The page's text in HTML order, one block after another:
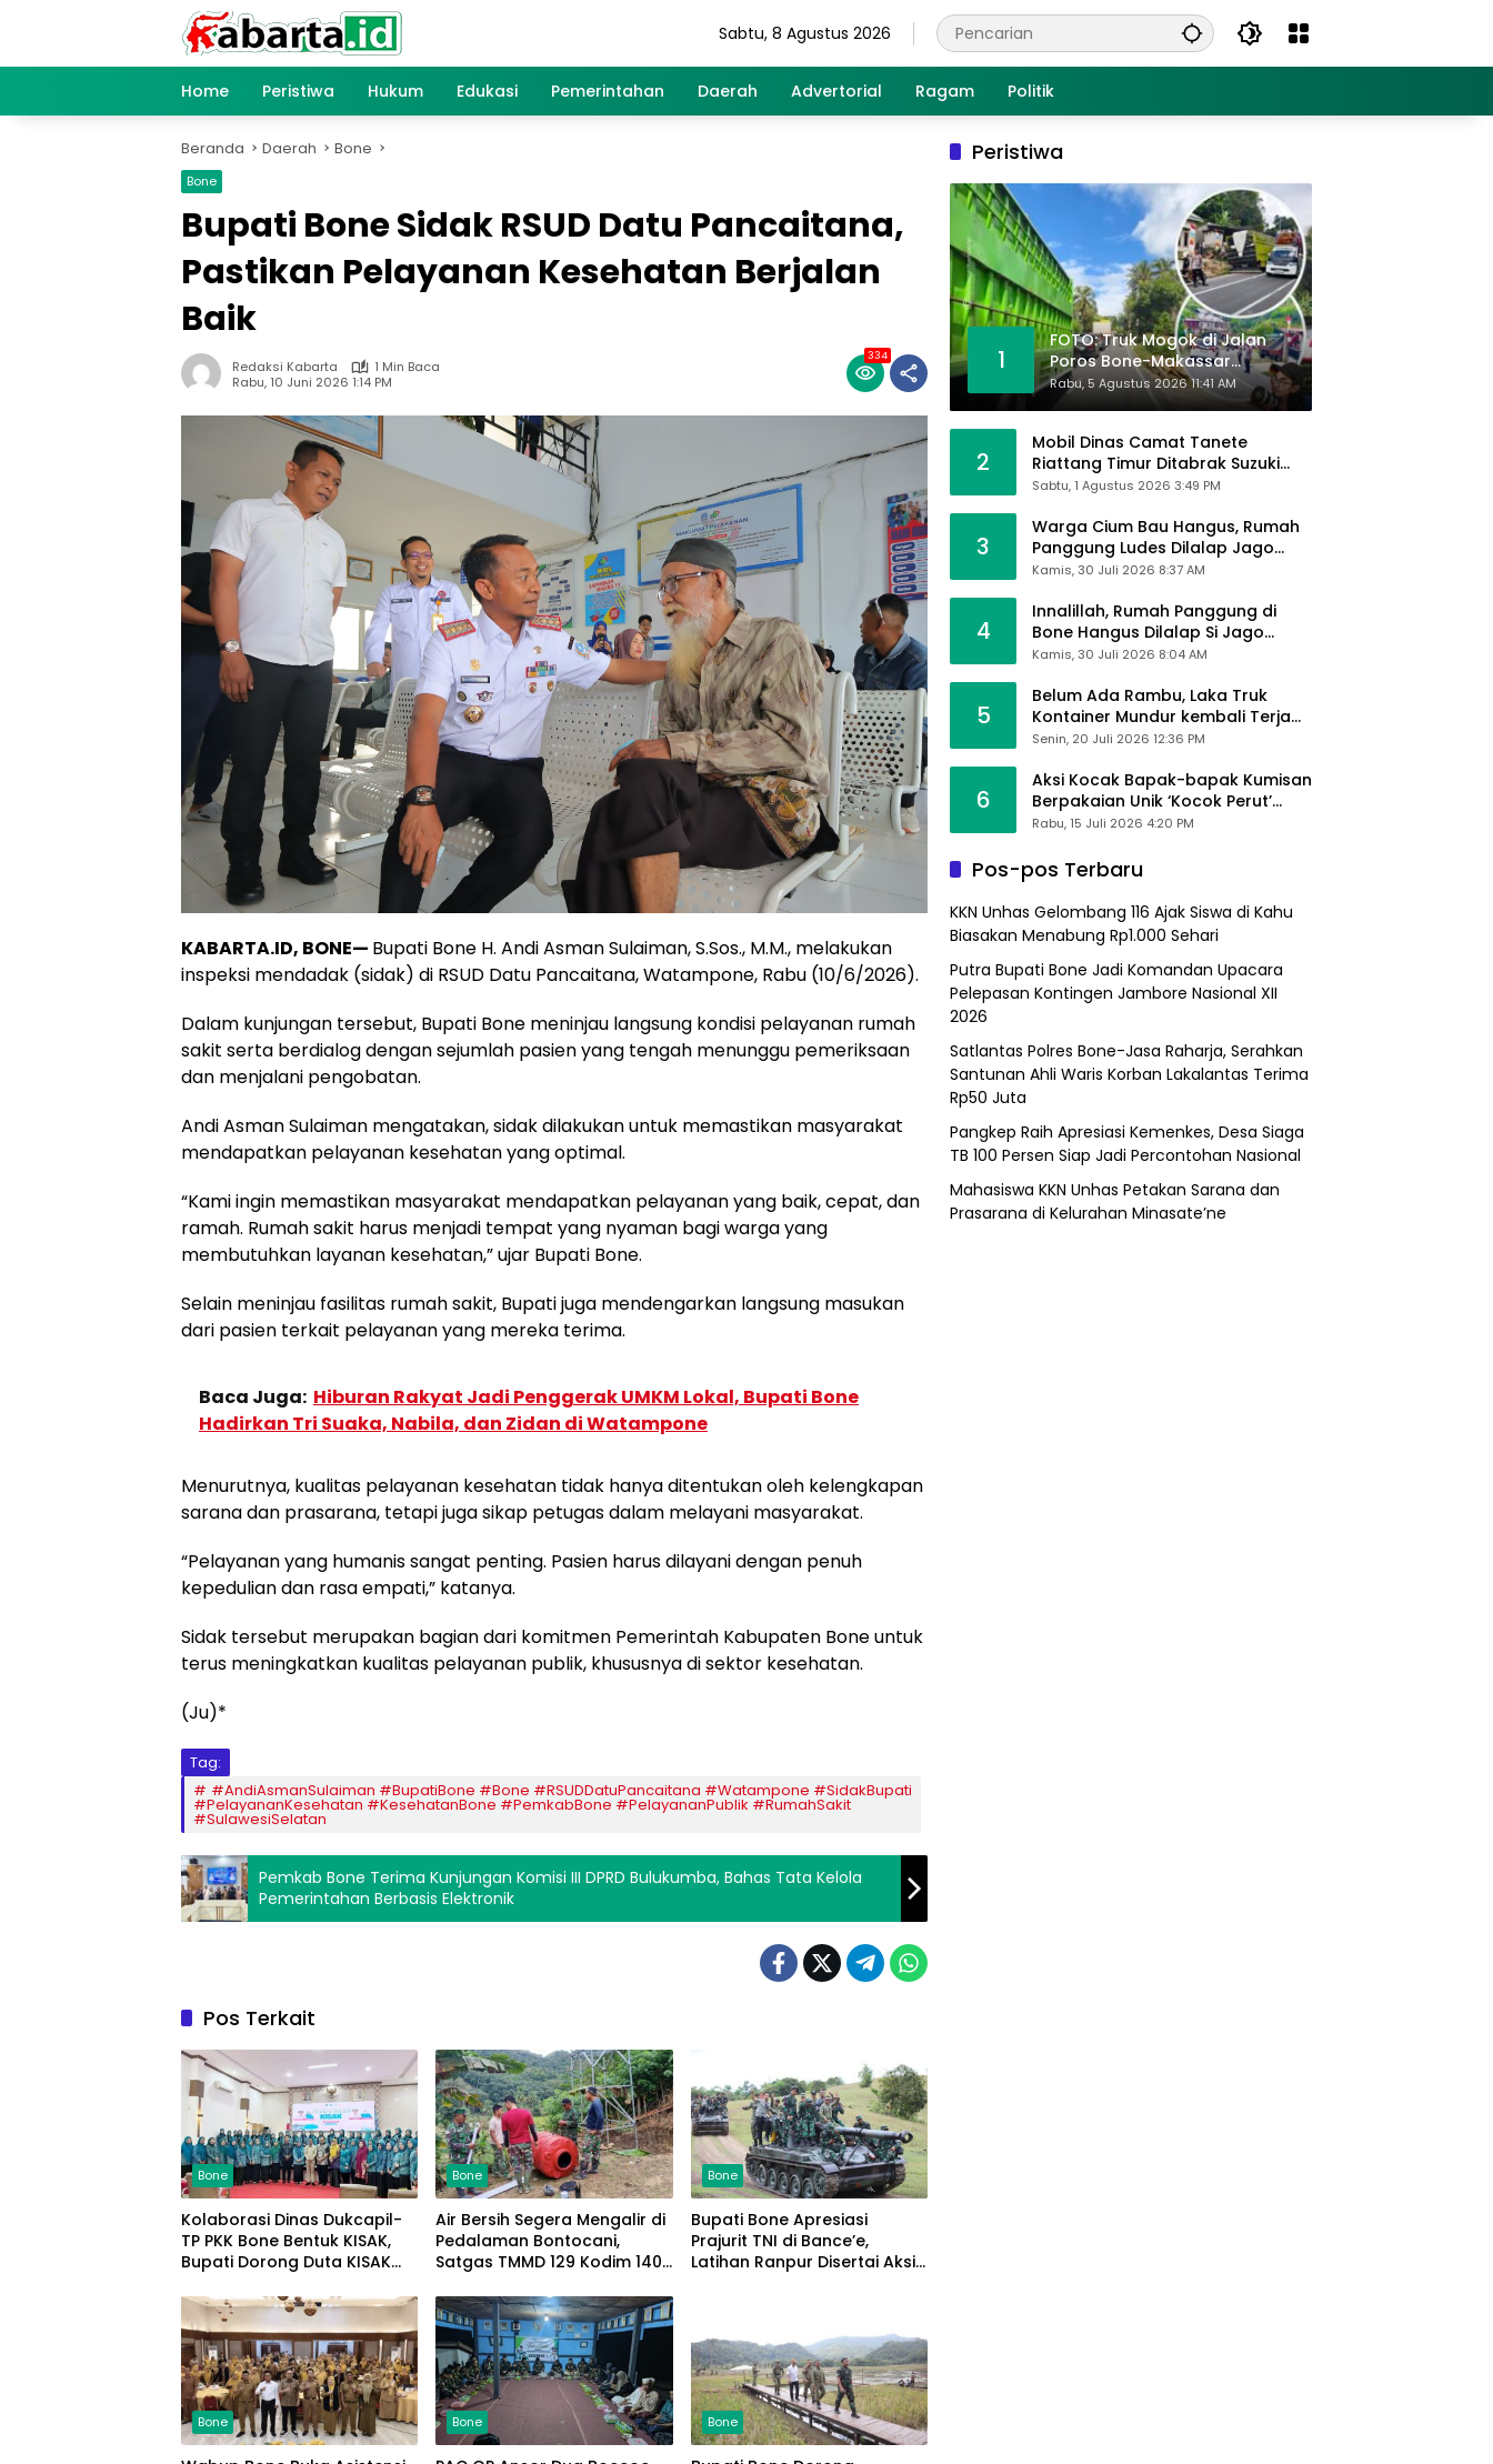
Sabtu, 8 Agustus 2026
Home Peristiwa Hukum Edukasi Pemerintahan Daerah Advertorial Ragam Politik
Beranda Daerah Bone
Bone
Bupati Bone Sidak RSUD Datu Pancaitana,
Pastikan Pelayanan Kesehatan Berjalan
Baik
Redaksi Kabarta
1 Min Baca
Rabu, 10 Juni 2026 1:14 PM
334
KABARTA.ID, BONE— Bupati Bone H. Andi Asman Sulaiman, S.Sos., M.M., melakukan
inspeksi mendadak (sidak) di RSUD Datu Pancaitana, Watampone, Rabu (10/6/2026).
Dalam kunjungan tersebut, Bupati Bone meninjau langsung kondisi pelayanan rumah
sakit serta berdialog dengan sejumlah pasien yang tengah menunggu pemeriksaan
dan menjalani pengobatan.
Andi Asman Sulaiman mengatakan, sidak dilakukan untuk memastikan masyarakat
mendapatkan pelayanan kesehatan yang optimal.
“Kami ingin memastikan masyarakat mendapatkan pelayanan yang baik, cepat, dan
ramah. Rumah sakit harus menjadi tempat yang nyaman bagi warga yang
membutuhkan layanan kesehatan,” ujar Bupati Bone.
Selain meninjau fasilitas rumah sakit, Bupati juga mendengarkan langsung masukan
dari pasien terkait pelayanan yang mereka terima.
Baca Juga: Hiburan Rakyat Jadi Penggerak UMKM Lokal, Bupati Bone
Hadirkan Tri Suaka, Nabila, dan Zidan di Watampone
Menurutnya, kualitas pelayanan kesehatan tidak hanya ditentukan oleh kelengkapan
sarana dan prasarana, tetapi juga sikap petugas dalam melayani masyarakat.
“Pelayanan yang humanis sangat penting. Pasien harus dilayani dengan penuh
kepedulian dan rasa empati,” katanya.
Sidak tersebut merupakan bagian dari komitmen Pemerintah Kabupaten Bone untuk
terus meningkatkan kualitas pelayanan publik, khususnya di sektor kesehatan.
(Ju)*
Tag:
#AndiAsmanSulaiman #BupatiBone #Bone #RSUDDatuPancaitana #Watampone #SidakBupati
#PelayananKesehatan #KesehatanBone #PemkabBone #PelayananPublik #RumahSakit
#SulawesiSelatan
Pemkab Bone Terima Kunjungan Komisi III DPRD Bulukumba, Bahas Tata Kelola
Pemerintahan Berbasis Elektronik
Pos Terkait
Bone
Kolaborasi Dinas Dukcapil-
TP PKK Bone Bentuk KISAK,
Bupati Dorong Duta KISAK
Adminduk hingga Pelosok
Desa
Bone
Air Bersih Segera Mengalir di
Pedalaman Bontocani,
Satgas TMMD 129 Kodim 1407
Pengerjaan Sumur Bor
Bone
Bupati Bone Apresiasi
Prajurit TNI di Bance’e,
Latihan Ranpur Disertai Aksi
Bone Bone Bone
Peristiwa
1
FOTO: Truk Mogok di Jalan
Poros Bone-Makassar
Sebabkan Macet, Polisi Turun
Tangan
Rabu, 5 Agustus 2026 11:41 AM
2
Mobil Dinas Camat Tanete
Riattang Timur Ditabrak Suzuki
Ertiga, Camat Andi Habibie:
Sabtu, 1 Agustus 2026 3:49 PM
3
Warga Cium Bau Hangus, Rumah
Panggung Ludes Dilalap Jago
Merah
Kamis, 30 Juli 2026 8:37 AM
4
Innalillah, Rumah Panggung di
Bone Hangus Dilalap Si Jago
Merah
Kamis, 30 Juli 2026 8:04 AM
5
Belum Ada Rambu, Laka Truk
Kontainer Mundur kembali Terjadi
di Bypass Sumpallabbu
Senin, 20 Juli 2026 12:36 PM
6
Aksi Kocak Bapak-bapak Kumisan
Berpakaian Unik ‘Kocok Perut’
Pengunjung dan Pegawai
Sentuh Atm
Rabu, 15 Juli 2026 4:20 PM
Pos-pos Terbaru
KKN Unhas Gelombang 116 Ajak Siswa di Kahu
Biasakan Menabung Rp1.000 Sehari
Putra Bupati Bone Jadi Komandan Upacara
Pelepasan Kontingen Jambore Nasional XII
2026
Satlantas Polres Bone-Jasa Raharja, Serahkan
Santunan Ahli Waris Korban Lakalantas Terima
Rp50 Juta
Pangkep Raih Apresiasi Kemenkes, Desa Siaga
TB 100 Persen Siap Jadi Percontohan Nasional
Mahasiswa KKN Unhas Petakan Sarana dan
Prasarana di Kelurahan Minasate’ne